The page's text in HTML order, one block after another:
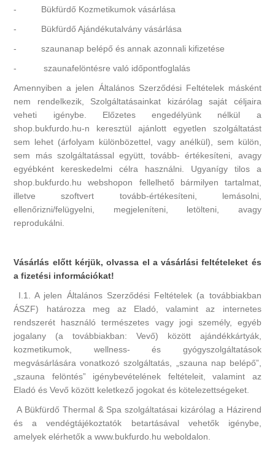
- Bükfürdő Kozmetikumok vásárlása
- Bükfürdő Ajándékutalvány vásárlása
- szaunanap belépő és annak azonnali kifizetése
- szaunafelöntésre való időpontfoglalás
Amennyiben a jelen Általános Szerződési Feltételek másként
nem rendelkezik, Szolgáltatásainkat kizárólag saját céljaira
veheti igénybe. Előzetes engedélyünk nélkül a
shop.bukfurdo.hu-n keresztül ajánlott egyetlen szolgáltatást
sem lehet (árfolyam különbözettel, vagy anélkül), sem külön,
sem más szolgáltatással együtt, tovább- értékesíteni, avagy
egyébként kereskedelmi célra használni. Ugyanígy tilos a
shop.bukfurdo.hu webshopon fellelhető bármilyen tartalmat,
illetve szoftvert tovább-értékesíteni, lemásolni,
ellenőrizni/felügyelni, megjeleníteni, letölteni, avagy
reprodukálni.
Vásárlás előtt kérjük, olvassa el a vásárlási feltételeket és
a fizetési információkat!
I.1. A jelen Általános Szerződési Feltételek (a továbbiakban
ÁSZF) határozza meg az Eladó, valamint az internetes
rendszerét használó természetes vagy jogi személy, egyéb
jogalany (a továbbiakban: Vevő) között ajándékkártyák,
kozmetikumok, wellness- és gyógyszolgáltatások
megvásárlására vonatkozó szolgáltatás, „szauna nap belépő”,
„szauna felöntés” igénybevételének feltételeit, valamint az
Eladó és Vevő között keletkező jogokat és kötelezettségeket.
A Bükfürdő Thermal & Spa szolgáltatásai kizárólag a Házirend
és a vendégtájékoztatók betartásával vehetők igénybe,
amelyek elérhetők a www.bukfurdo.hu weboldalon.